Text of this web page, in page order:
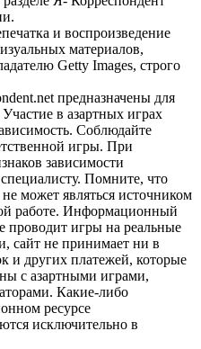
и воспроизведение
материалов,
Getty Images, строго
предназначены для
в азартных играх
Соблюдайте
игры. При
зависимости
Помните, что
может являться источником
работе. Информационный
проводит игры на реальные
сайт не принимает ни в
и других платежей, которые
с азартными играми,
Какие-либо
ресурсе
исключительно в